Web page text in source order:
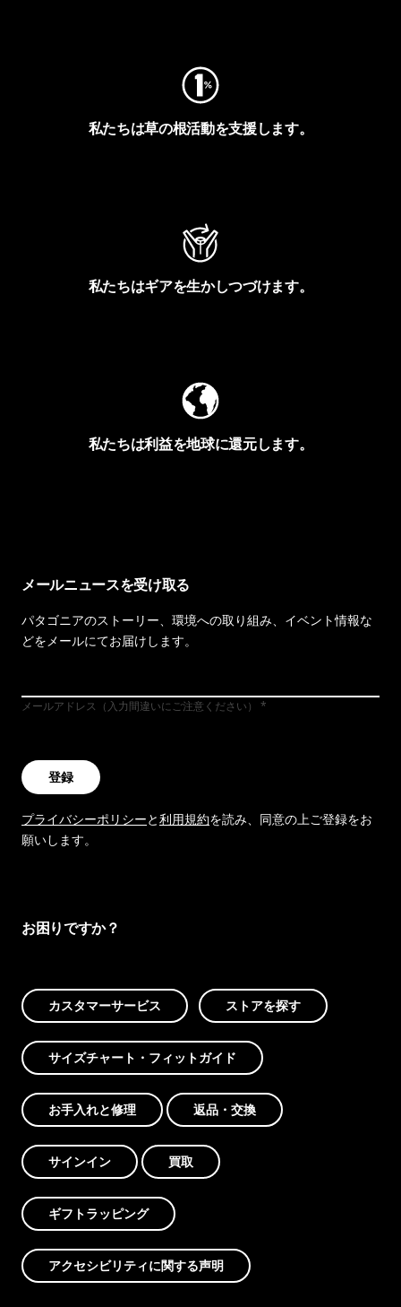
私たちは草の根活動を支援します。
私たちはギアを生かしつづけます。
私たちは利益を地球に還元します。
メールニュースを受け取る
パタゴニアのストーリー、環境への取り組み、イベント情報な
どをメールにてお届けします。
メールアドレス（入力間違いにご注意ください）
登録
プライバシーポリシーと利用規約を読み、同意の上ご登録をお
願いします。
お困りですか？
カスタマーサービス ストアを探す
サイズチャート・フィットガイド
お手入れと修理 返品・交換
サインイン 買取
ギフトラッピング
アクセシビリティに関する声明